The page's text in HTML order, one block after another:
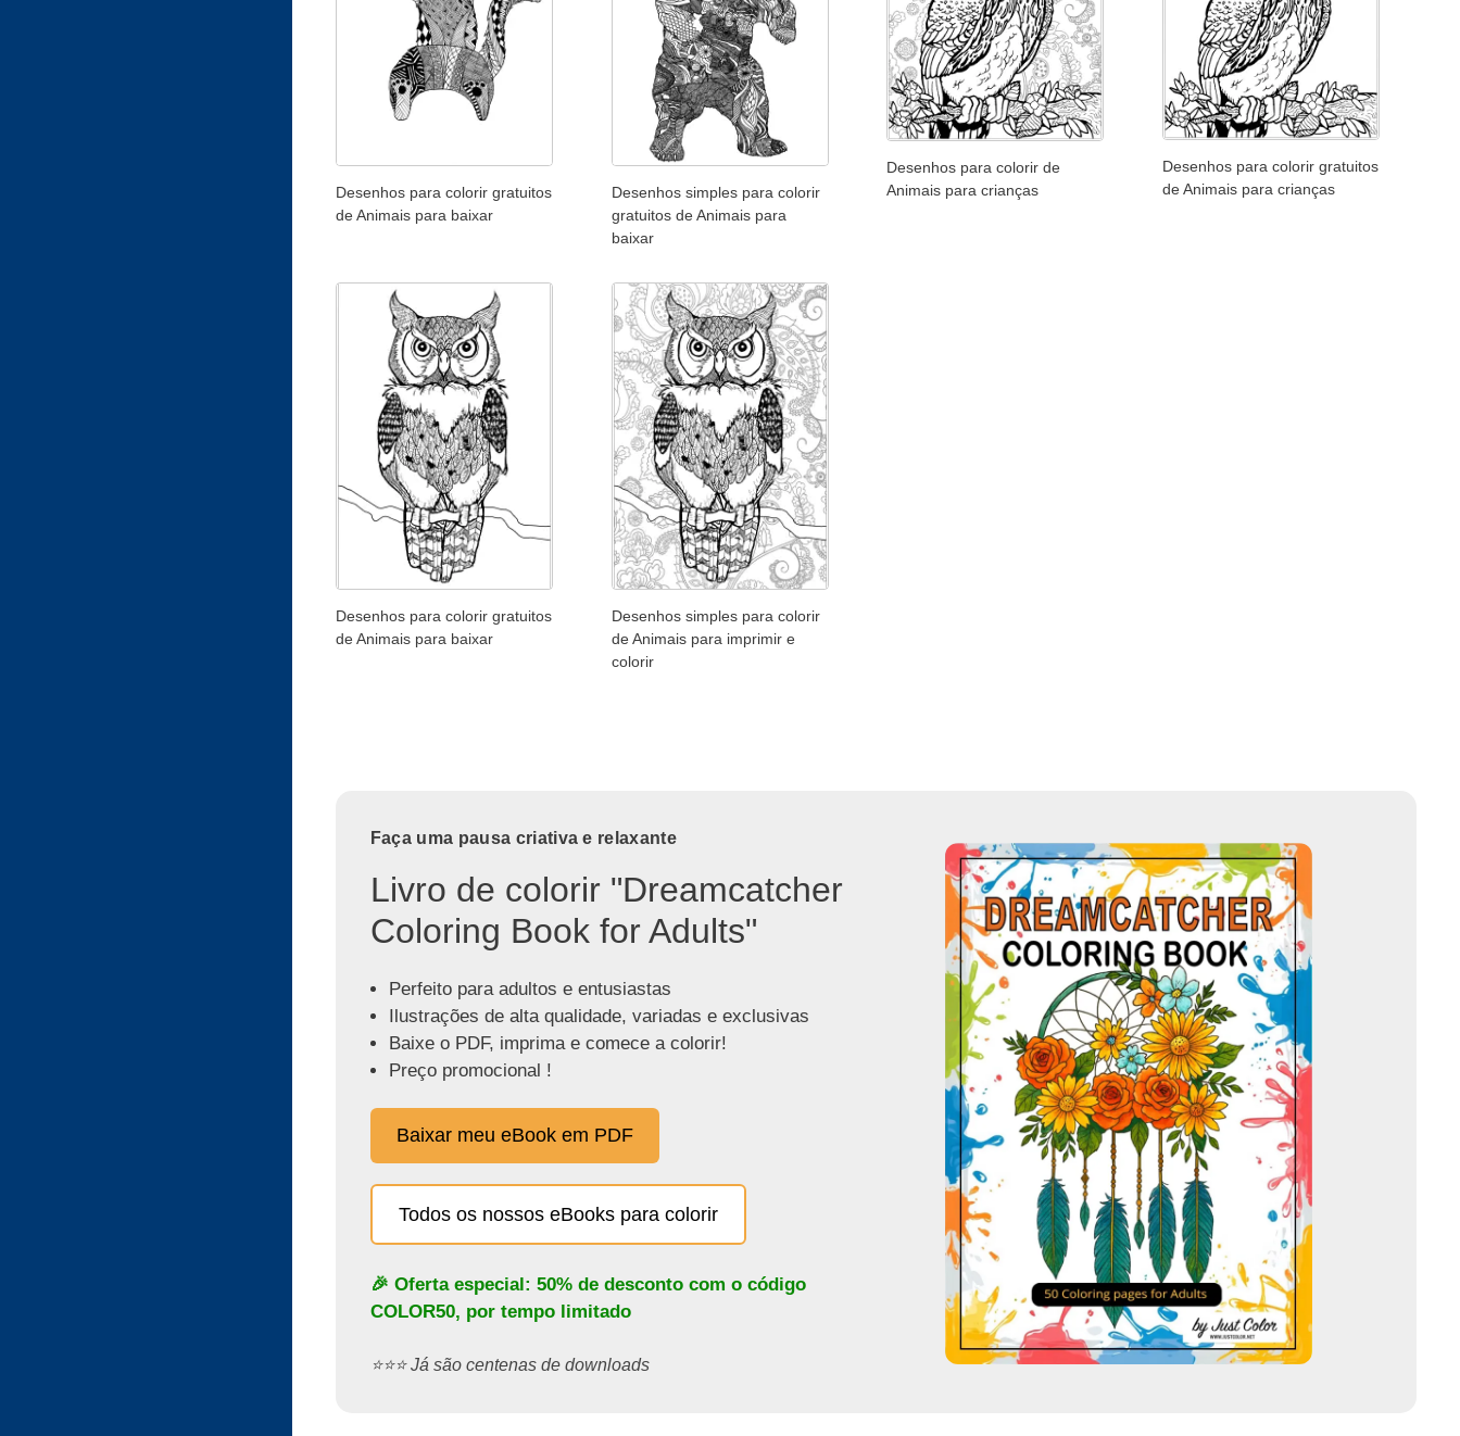
Desenhos para colorir gratuitos
de Animais para baixar
Desenhos simples para colorir
gratuitos de Animais para
baixar
Desenhos para colorir de
Animais para crianças
Desenhos para colorir gratuitos
de Animais para crianças
Desenhos para colorir gratuitos
de Animais para baixar
Desenhos simples para colorir
de Animais para imprimir e
colorir
Faça uma pausa criativa e relaxante
Livro de colorir "Dreamcatcher
Coloring Book for Adults"
Perfeito para adultos e entusiastas
Ilustrações de alta qualidade, variadas e exclusivas
Baixe o PDF, imprima e comece a colorir!
Preço promocional !
Baixar meu eBook em PDF
Todos os nossos eBooks para colorir
🎉 Oferta especial: 50% de desconto com o código
COLOR50, por tempo limitado
⭐️⭐️⭐️ Já são centenas de downloads